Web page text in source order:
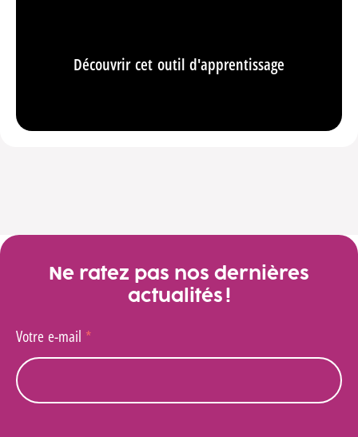
Découvrir cet outil d'apprentissage
Ne ratez pas nos dernières
actualités !
Votre e-mail *